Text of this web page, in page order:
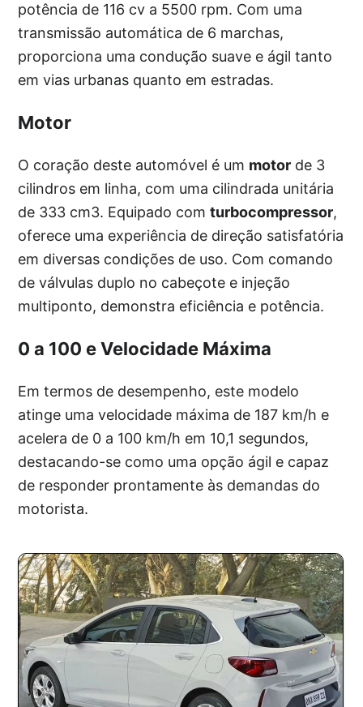
potência de 116 cv a 5500 rpm. Com uma
transmissão automática de 6 marchas,
proporciona uma condução suave e ágil tanto
em vias urbanas quanto em estradas.
Motor
O coração deste automóvel é um motor de 3
cilindros em linha, com uma cilindrada unitária
de 333 cm3. Equipado comturbocompressor,
oferece uma experiência de direção satisfatória
em diversas condições de uso. Com comando
de válvulas duplo no cabeçote e injeção
multiponto, demonstra eficiência e potência.
0 a 100 e Velocidade Máxima
Em termos de desempenho, este modelo
atinge uma velocidade máxima de 187 km/h e
acelera de 0 a 100 km/h em 10,1 segundos,
destacando-se como uma opção ágil e capaz
de responder prontamente às demandas do
motorista.